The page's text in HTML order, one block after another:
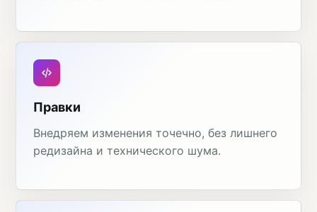
Правки
Внедряем изменения точечно, без лишнего
редизайна и технического шума.